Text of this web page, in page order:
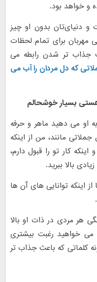
و خواهد بود.
و دنیای‌تان بدون او چیز
مهربان برای تمام لحظات
جذاب تر شدن رابطه می
که دل مردان را آب می
هستی بسیار خوشحالم
او می دهید ماهر و حرفه
مانند، من از اینکه
کار تو را قبول دارم،
بالا ببرید.
از اینکه توانایی های آن ها
هر مردی در ذات او بالا
می خواهید رغبت بیشتری
کلماتی که باعث جذاب تر